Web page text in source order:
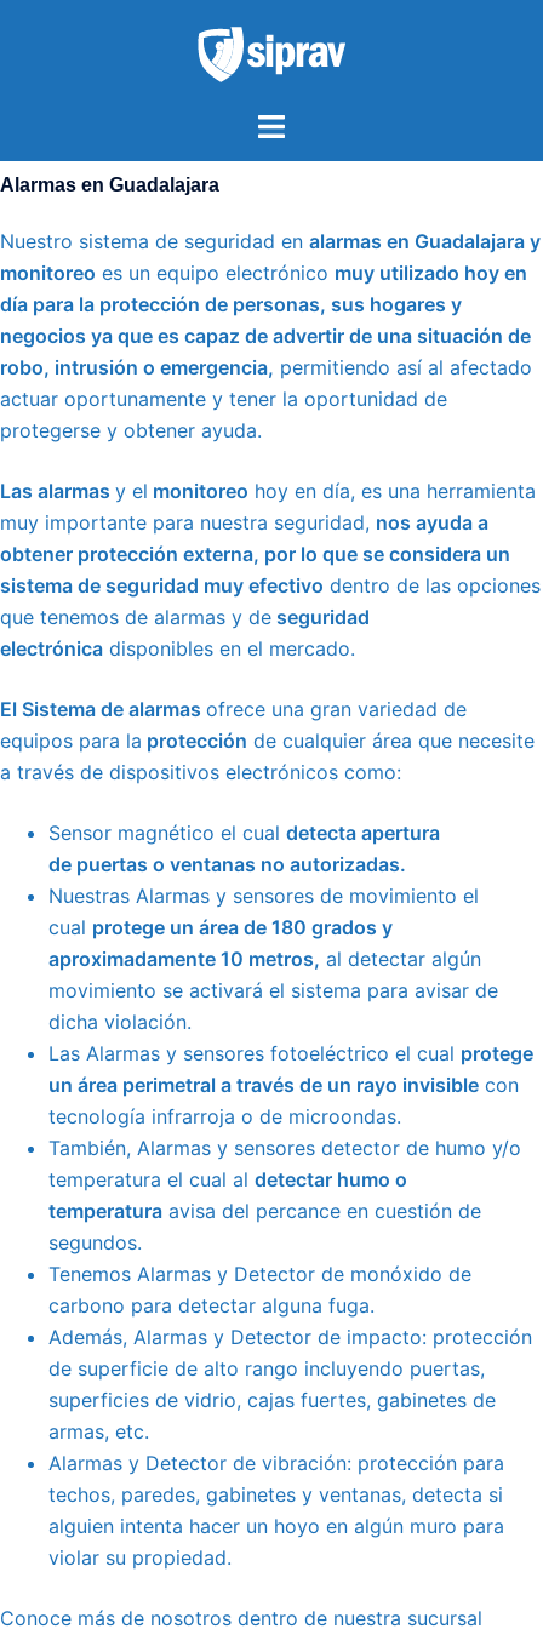
Alternar
Alarmas en Guadalajara
Nuestro sistema de seguridad en alarmas en Guadalajara y
monitoreo es un equipo electrónico muy utilizado hoy en
día para la protección de personas, sus hogares y
negocios ya que es capaz de advertir de una situación de
robo, intrusión o emergencia, permitiendo así al afectado
actuar oportunamente y tener la oportunidad de
protegerse y obtener ayuda.
Las alarmas y el monitoreo hoy en día, es una herramienta
muy importante para nuestra seguridad, nos ayuda a
obtener protección externa, por lo que se considera un
sistema de seguridad muy efectivo dentro de las opciones
que tenemos de alarmas y de seguridad
electrónica disponibles en el mercado.
El Sistema de alarmas ofrece una gran variedad de
equipos para la protección de cualquier área que necesite
a través de dispositivos electrónicos como:
Sensor magnético el cual detecta apertura
de puertas o ventanas no autorizadas.
Nuestras Alarmas y sensores de movimiento el
cual protege un área de 180 grados y
aproximadamente 10 metros, al detectar algún
movimiento se activará el sistema para avisar de
dicha violación.
Las Alarmas y sensores fotoeléctrico el cual protege
un área perimetral a través de un rayo invisible con
tecnología infrarroja o de microondas.
También, Alarmas y sensores detector de humo y/o
temperatura el cual al detectar humo o
temperatura avisa del percance en cuestión de
segundos.
Tenemos Alarmas y Detector de monóxido de
carbono para detectar alguna fuga.
Además, Alarmas y Detector de impacto: protección
de superficie de alto rango incluyendo puertas,
superficies de vidrio, cajas fuertes, gabinetes de
armas, etc.
Alarmas y Detector de vibración: protección para
techos, paredes, gabinetes y ventanas, detecta si
alguien intenta hacer un hoyo en algún muro para
violar su propiedad.
Conoce más de nosotros dentro de nuestra sucursal